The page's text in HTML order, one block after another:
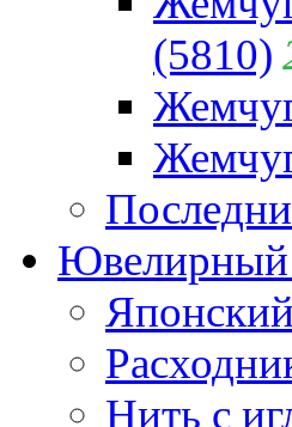
(5810)
Ювелирный
Нить с